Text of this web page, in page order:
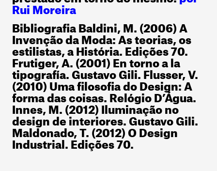
Rui Moreira
BibliografiaBaldini, M. (2006)A
Invenção da Moda: As teorias, os
estilistas, a História. Edições 70.
Frutiger, A. (2001)En torno a la
tipografía. Gustavo Gili.Flusser, V.
(2010)Uma filosofia do Design: A
forma das coisas. Relógio D’Água.
Innes, M. (2012)Iluminação no
design de interiores. Gustavo Gili.
Maldonado, T. (2012)O Design
Industrial. Edições 70.